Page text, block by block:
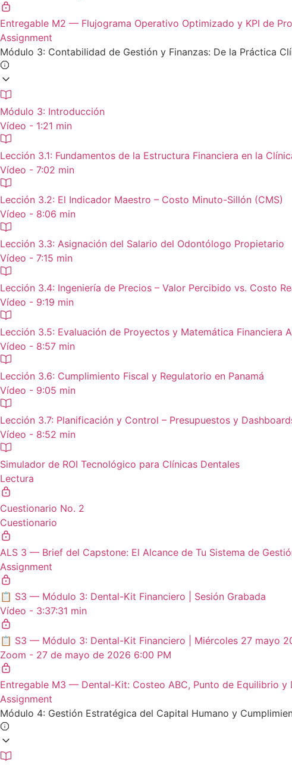
Entregable M2 — Flujograma Operativo Optimizado y KPI de
Assignment
Módulo 3: Contabilidad de Gestión y Finanzas: De la Práctica
Módulo 3: Introducción
Vídeo - 1:21 min
Lección 3.1: Fundamentos de la Estructura Financiera en la
Vídeo - 7:02 min
Lección 3.2: El Indicador Maestro – Costo Minuto-Sillón (CMS)
Vídeo - 8:06 min
Lección 3.3: Asignación del Salario del Odontólogo Propietario
Vídeo - 7:15 min
Lección 3.4: Ingeniería de Precios – Valor Percibido vs. Costo
Vídeo - 9:19 min
Lección 3.5: Evaluación de Proyectos y Matemática Financiera
Vídeo - 8:57 min
Lección 3.6: Cumplimiento Fiscal y Regulatorio en Panamá
Vídeo - 9:05 min
Lección 3.7: Planificación y Control – Presupuestos y
Vídeo - 8:52 min
Simulador de ROI Tecnológico para Clínicas Dentales
Lectura
Cuestionario No. 2
Cuestionario
ALS 3 — Brief del Capstone: El Alcance de Tu Sistema de
Assignment
📋 S3 — Módulo 3: Dental-Kit Financiero | Sesión Grabada
Vídeo - 3:37:31 min
📋 S3 — Módulo 3: Dental-Kit Financiero | Miércoles 27 mayo
Zoom - 27 de mayo de 2026 6:00 PM
Entregable M3 — Dental-Kit: Costeo ABC, Punto de Equilibrio y
Assignment
Módulo 4: Gestión Estratégica del Capital Humano y